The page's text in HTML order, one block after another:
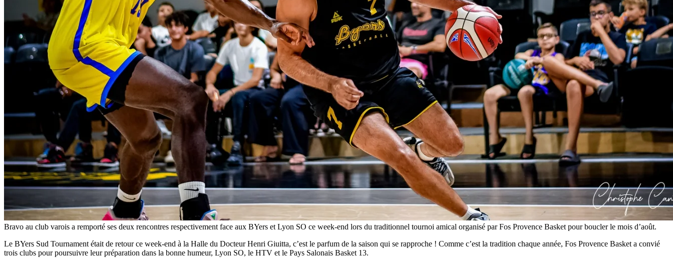
Bravo au club varois a remporté ses deux rencontres respectivement face aux BYers et Lyon SO ce week-end lors du traditionnel tournoi amical organisé par Fos Provence Basket pour boucler le mois d’août.
Le BYers Sud Tournament était de retour ce week-end à la Halle du Docteur Henri Giuitta, c’est le parfum de la saison qui se rapproche ! Comme c’est la tradition chaque année, Fos Provence Basket a convié
trois clubs pour poursuivre leur préparation dans la bonne humeur, Lyon SO, le HTV et le Pays Salonais Basket 13.